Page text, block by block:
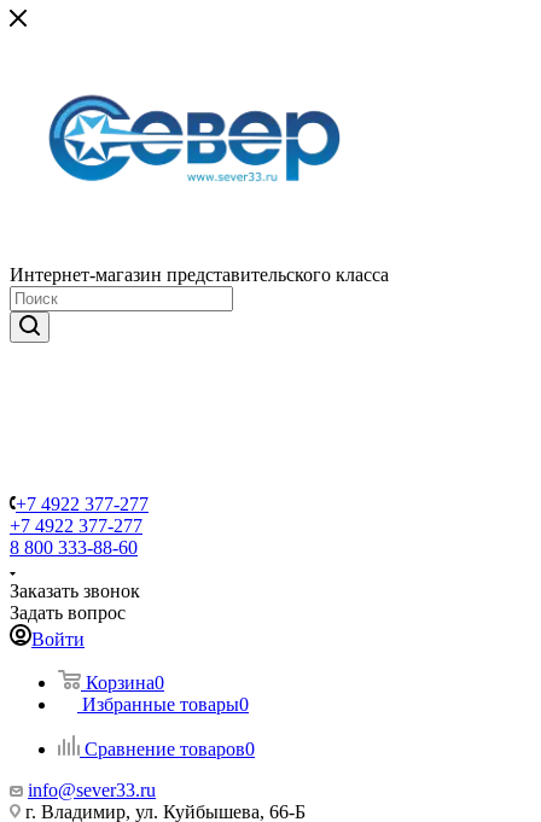
Интернет-магазин представительского класса
+7 4922 377-277
+7 4922 377-277
8 800 333-88-60
Заказать звонок
Задать вопрос
Войти
Корзина0
Избранные товары0
Сравнение товаров0
info@sever33.ru
г. Владимир, ул. Куйбышева, 66-Б